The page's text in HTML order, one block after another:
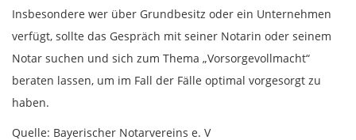
Insbesondere wer über Grundbesitz oder ein Unternehmen
verfügt, sollte das Gespräch mit seiner Notarin oder seinem
Notar suchen und sich zum Thema „Vorsorgevollmacht“
beraten lassen, um im Fall der Fälle optimal vorgesorgt zu
haben.
Quelle: Bayerischer Notarvereins e. V